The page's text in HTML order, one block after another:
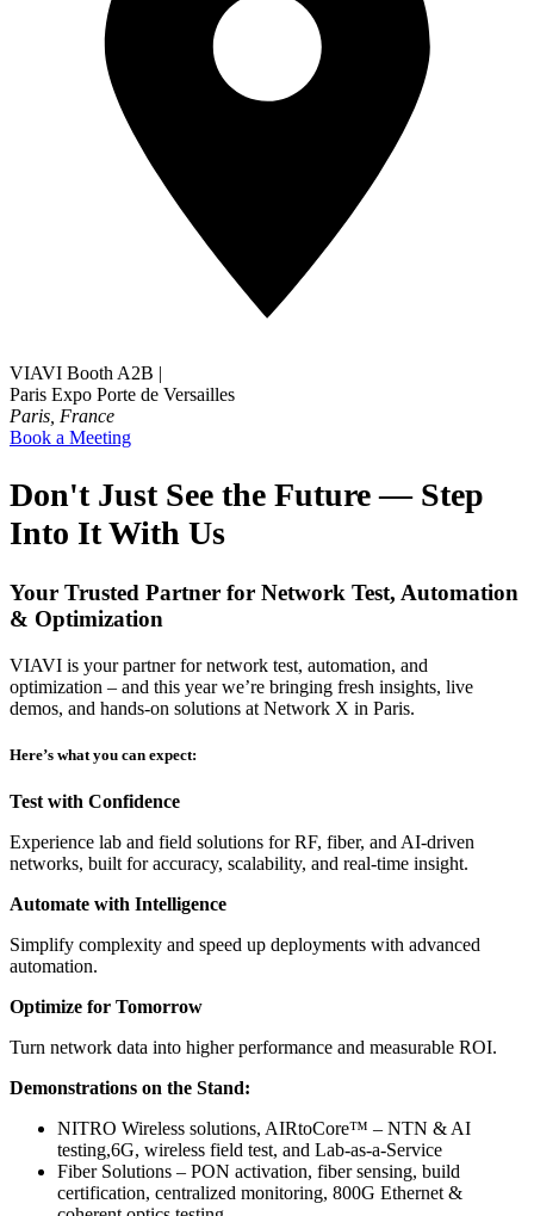
VIAVI Booth A2B |
Paris Expo Porte de Versailles
Paris, France
Book a Meeting
Don't Just See the Future — Step
Into It With Us
Your Trusted Partner for Network Test, Automation
& Optimization
VIAVI is your partner for network test, automation, and
optimization – and this year we’re bringing fresh insights, live
demos, and hands-on solutions at Network X in Paris.
Here’s what you can expect:
Test with Confidence
Experience lab and field solutions for RF, fiber, and AI-driven
networks, built for accuracy, scalability, and real-time insight.
Automate with Intelligence
Simplify complexity and speed up deployments with advanced
automation.
Optimize for Tomorrow
Turn network data into higher performance and measurable ROI.
Demonstrations on the Stand:
NITRO Wireless solutions, AIRtoCore™ – NTN & AI
testing,6G, wireless field test, and Lab-as-a-Service
Fiber Solutions – PON activation, fiber sensing, build
certification, centralized monitoring, 800G Ethernet &